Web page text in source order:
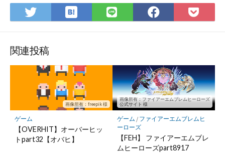
Twitter
で
ェ
ア
は
て
ク
マ
ー
ク
保
LINE
で
Facebook
で
に
関連投稿
画像所有：freepik 様
ゲーム
【OVERHIT】オーバーヒッ
トpart32【オバヒ】
画像所有：ファイアーエムブレムヒーローズ
公式サイト 様
ゲーム / ファイアーエムブレムヒ
ーローズ
【FEH】 ファイアーエムブレ
ムヒーローズpart8917